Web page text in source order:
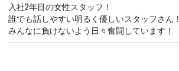
入社2年目の女性スタッフ！
誰でも話しやすい明るく優しいスタッフさん！
みんなに負けないよう日々奮闘しています！